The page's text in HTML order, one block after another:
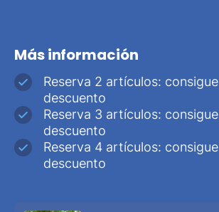
Más información
Reserva 2 artículos: consigue
descuento
Reserva 3 artículos: consigue
descuento
Reserva 4 artículos: consigue
descuento